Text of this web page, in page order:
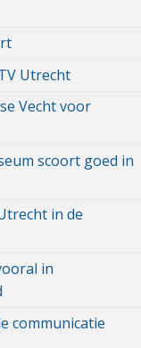
Utrecht
Vecht voor
scoort goed in
in de
in
communicatie